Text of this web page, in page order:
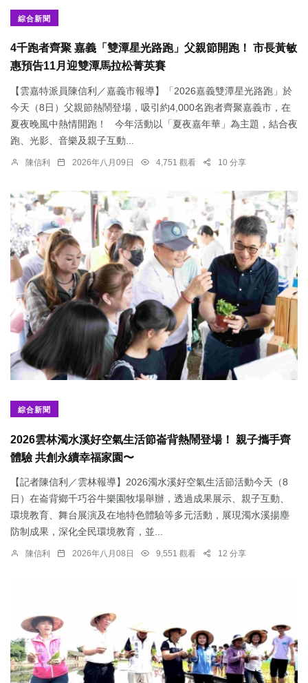
綜合新聞
4千跑者齊聚 嘉義「雙潭星光路跑」父親節開跑！ 市長黃敏
惠預告11月迎雙潭馬拉松菁英賽
【雲嘉特派員陳信利／嘉義市報導】「2026嘉義雙潭星光路跑」於
今天（8日）父親節熱鬧登場，吸引約4,000名跑者齊聚嘉義市，在
夏夜晚風中熱情開跑！ 今年活動以「夏夜嘉年華」為主題，結合夜
跑、光影、音樂及親子互動...
陳信利 2026年八月09日 4,751 觀看 10 分享
綜合新聞
2026雲林濁水溪好空氣生活節崙背熱鬧登場！ 親子攜手齊
體驗 共創永續幸福家園〜
【記者陳信利／雲林報導】2026濁水溪好空氣生活節活動今天（8
日）在崙背鄉千巧谷牛樂園牧場舉辦，透過成果展示、親子互動、
環境教育、舞台展演及在地特色體驗等多元活動，展現濁水溪揚塵
防制成果，深化全民環境教育，並...
陳信利 2026年八月08日 9,551 觀看 12 分享